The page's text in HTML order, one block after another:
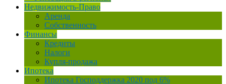
Недвижимость-Право
Аренда
Собственность
Финансы
Кредиты
Налоги
Купля-продажа
Ипотека
Ипотека Господдержка 2020 под 6%